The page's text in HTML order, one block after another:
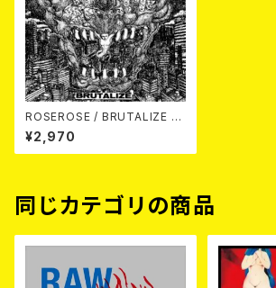
ROSEROSE / BRUTALIZE C
D
¥2,970
同じカテゴリの商品